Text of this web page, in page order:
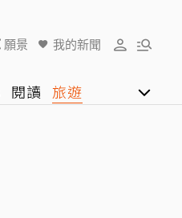
願景 我的新聞
閱讀 旅遊